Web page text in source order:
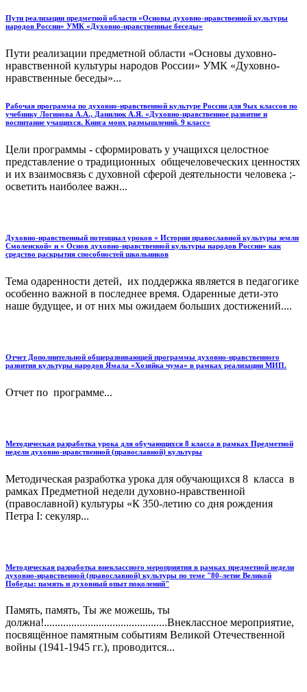
Пути реализации предметной области «Основы духовно-нравственной культуры
народов России» УМК «Духовно-нравственные беседы»
Пути реализации предметной области «Основы духовно-
нравственной культуры народов России» УМК «Духовно-
нравственные беседы»...
Рабочая программа по духовно-нравственной культуре России для 9ых классов по
учебнику Логинова А.А., Данилюк А.Я. «Духовно-нравственное развитие и
воспитание учащихся. Книга моих размышлений. 9 класс»
Цели программы - сформировать у учащихся целостное
представление о традиционных общечеловеческих ценностях
и их взаимосвязь с духовной сферой деятельности человека ;-
осветить наиболее важн...
Духовно-нравственный потенциал уроков « Истории православной культуры земли
Смоленской» и « Основ духовно-нравственной культуры народов России» как
средство раскрытия способностей школьников
Тема одаренности детей, их поддержка является в педагогике
особенно важной в последнее время. Одаренные дети-это
наше будущее, и от них мы ожидаем больших достижений....
Отчет Дополнительной общеразвивающей программы духовно-нравственного
развития культуры народов Ямала «Хозяйка чума» в рамках реализации МИП.
Отчет по программе...
Методическая разработка урока для обучающихся 8 класса в рамках Предметной
недели духовно-нравственной (православной) культуры
Методическая разработка урока для обучающихся 8 класса в
рамках Предметной недели духовно-нравственной
(православной) культуры «К 350-летию со дня рождения
Петра I: секуляр...
Методическая разработка внеклассного мероприятия в рамках предметной недели
духовно-нравственной (православной) культуры по теме "80-летие Великой
Победы: память и духовный опыт поколений"
Память, память, Ты же можешь, ты
должна!.............................................Внеклассное мероприятие,
посвящённое памятным событиям Великой Отечественной
войны (1941-1945 гг.), проводится...